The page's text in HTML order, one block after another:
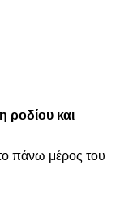
ροδίου και
πάνω μέρος του